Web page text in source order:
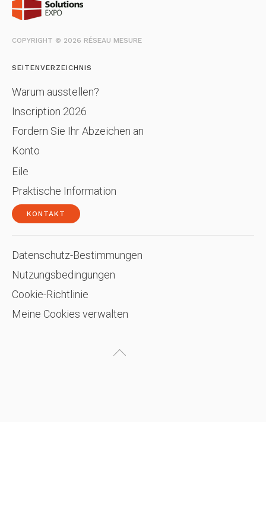
COPYRIGHT © 2026 RÉSEAU MESURE
SEITENVERZEICHNIS
Warum ausstellen?
Inscription 2026
Fordern Sie Ihr Abzeichen an
Konto
Eile
Praktische Information
KONTAKT
Datenschutz-Bestimmungen
Nutzungsbedingungen
Cookie-Richtlinie
Meine Cookies verwalten